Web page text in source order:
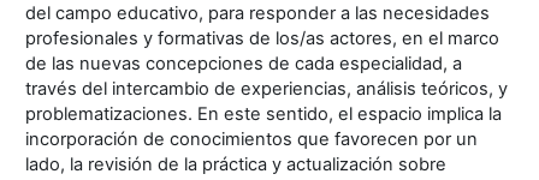
del campo educativo, para responder a las necesidades
profesionales y formativas de los/as actores, en el marco
de las nuevas concepciones de cada especialidad, a
través del intercambio de experiencias, análisis teóricos, y
problematizaciones. En este sentido, el espacio implica la
incorporación de conocimientos que favorecen por un
lado, la revisión de la práctica y actualización sobre